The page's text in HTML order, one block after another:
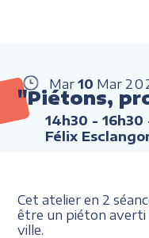
Mar 10 Mar
"Piétons,
14h30 - 16h30
Félix
Cet atelier en 2
être un piéton averti
ville.